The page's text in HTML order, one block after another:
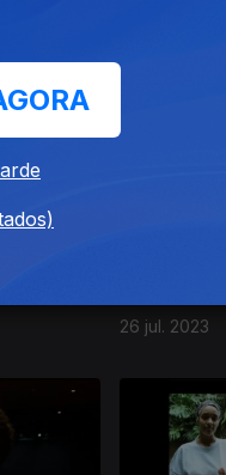
26 jul. 2023